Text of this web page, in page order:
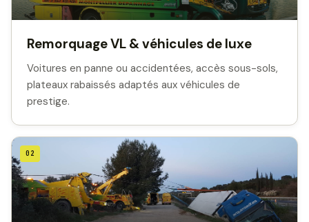
Remorquage VL & véhicules de luxe
Voitures en panne ou accidentées, accès sous-sols,
plateaux rabaissés adaptés aux véhicules de
prestige.
02